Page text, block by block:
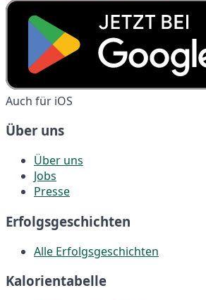
Auch für iOS
Über uns
Über uns
Jobs
Presse
Erfolgsgeschichten
Alle Erfolgsgeschichten
Kalorientabelle